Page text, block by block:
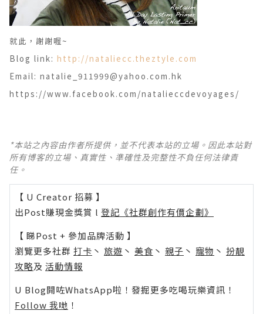
就此，謝謝喔~
Blog link: http://nataliecc.theztyle.com
Email: natalie_911999@yahoo.com.hk
https://www.facebook.com/natalieccdevoyages/
*本站之內容由作者所提供，並不代表本站的立場。因此本站對
所有博客的立場、真實性、準確性及完整性不負任何法律責
任。
【 U Creator 招募 】
出Post賺現金獎賞 l 登記《社群創作有價企劃》
【 睇Post + 參加品牌活動 】
瀏覽更多社群 打卡 丶 旅遊 丶 美食 丶 親子 丶 寵物 丶 扮靚
攻略及 活動情報
U Blog開咗WhatsApp啦！發掘更多吃喝玩樂資訊！
Follow 我哋 ！